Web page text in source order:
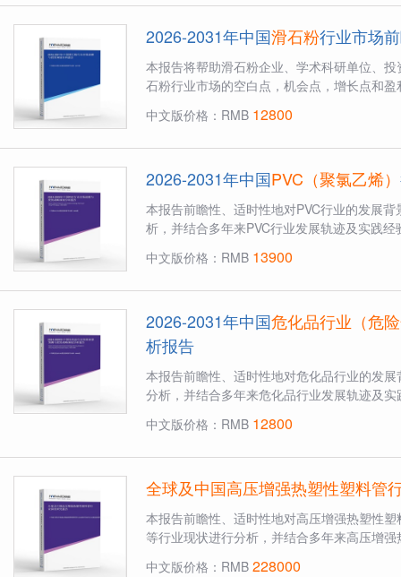
2026-2031年中国滑石粉行业市场
本报告将帮助滑石粉企业、学术科研单位、
石粉行业市场的空白点，机会点，增长点和
中文版价格：RMB 12800
2026-2031年中国PVC（聚氯乙烯）
本报告前瞻性、适时性地对PVC行业的发展
析，并结合多年来PVC行业发展轨迹及实践
中文版价格：RMB 13900
2026-2031年中国危化品行业（危
析报告
本报告前瞻性、适时性地对危化品行业的发
分析，并结合多年来危化品行业发展轨迹及
中文版价格：RMB 12800
全球及中国高压增强热塑性塑料管
本报告前瞻性、适时性地对高压增强热塑性
等行业现状进行分析，并结合多年来高压增
中文版价格：RMB228000